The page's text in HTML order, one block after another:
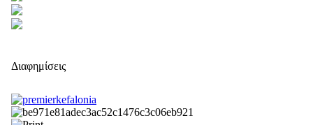
Διαφημίσεις